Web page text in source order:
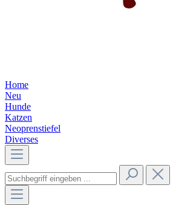
Home
Neu
Hunde
Katzen
Neoprenstiefel
Diverses